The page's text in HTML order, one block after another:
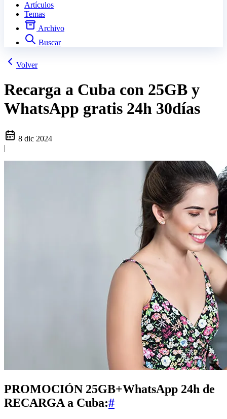
Artículos
Temas
Archivo
Buscar
Volver
Recarga a Cuba con 25GB y
WhatsApp gratis 24h 30días
8 dic 2024
|
PROMOCIÓN 25GB+WhatsApp 24h de
RECARGA a Cuba:#